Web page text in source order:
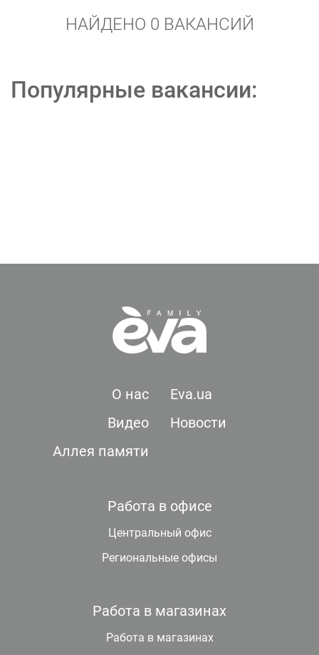
НАЙДЕНО 0 ВАКАНСИЙ
Популярные вакансии:
О нас
Eva.ua
Видео
Новости
Аллея памяти
Работа в офисе
Центральный офис
Региональные офисы
Работа в магазинах
Работа в магазинах